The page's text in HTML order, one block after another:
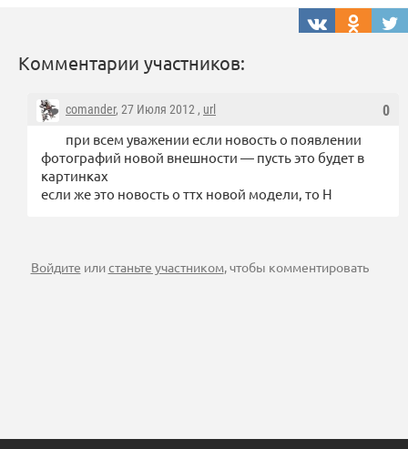
Комментарии участников:
0
comander, 27 Июля 2012 , url
при всем уважении если новость о появлении
фотографий новой внешности — пусть это будет в
картинках
если же это новость о ттх новой модели, то Н
Войдите илистаньте участником, чтобы комментировать